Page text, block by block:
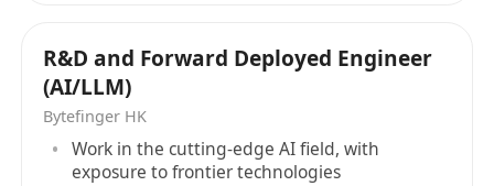
R&D and Forward Deployed Engineer
(AI/LLM)
Bytefinger HK
Work in the cutting-edge AI field, with
exposure to frontier technologies